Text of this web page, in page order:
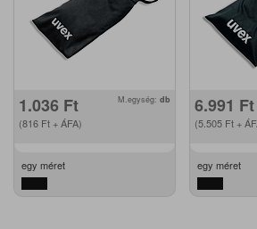
1.036 Ft
(816 Ft + ÁFA)
M.egység: db
egy méret
6.991 Ft
(5.505 Ft +
egy méret